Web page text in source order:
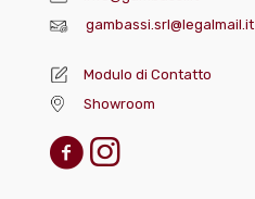
gambassi.srl@legalmail.it
Modulo di Contatto
Showroom